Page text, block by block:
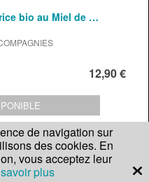
bio au Miel de …
12,90 €
lèvres au Miel de …
de navigation sur
des cookies. En
vous acceptez leur
plus